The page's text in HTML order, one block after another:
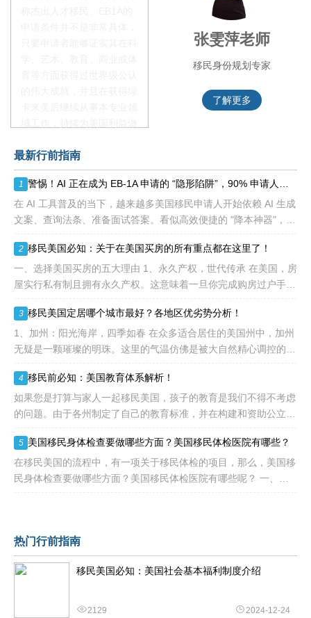
额占全球移民签证配额的
28.6%，即大约4万个移民
签证，都会用于满足"优
先"移民类别的申请。EB1A
不需要雇主支持、不用办理
等的限制，所以也愈来愈受
到中国杰出人才的青睐。
张雯萍老师
移民身份规划专家
了解更多
最新行前指南
1
在 AI 工具普及的当下，越来越多美国移民申请人开始依赖 AI 生成
文案、查询法条、准备面试答案。看似高效便捷的 "降本神器"，实
2 移民美国必知：关于在美国买房的所有重点都在这里了！
一、选择美国买房的五大理由 1、永久产权，世代传承 在美国，房
屋实行私有制且拥有永久产权。这意味着一旦你完成购房过户手
正实现资产的长久
3 移民美国定居哪个城市最好？各地区优劣势分析！
1、加州：阳光海岸，四季如春 在众多适合居住的美国州中，加州
无疑是一颗璀璨的明珠。这里的气温仿佛是被大自然精心调控的，
能保持在30度以下
4 移民前必知：美国教育体系解析！
如果您是打算与家人一起移民美国，孩子的教育是我们不得不考虑
的问题。由于各州制定了自己的教育标准，并在构建和资助公立学
大差异。作为外籍人士，
5 美国移民身体检查要做哪些方面？美国移民体检医院有哪些？
在移民美国的流程中，有一项关于移民体检的项目，那么，美国移
民身体检查要做哪些方面？美国移民体检医院有哪些呢？ 一、美
热门行前指南
移民美国必知：美国社会基本福利制度介绍
2129 2024-12-24